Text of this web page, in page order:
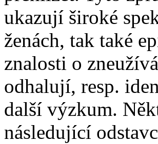
ukazují široké
ženách, tak také
znalosti o
odhalují, resp.
další výzkum.
následující